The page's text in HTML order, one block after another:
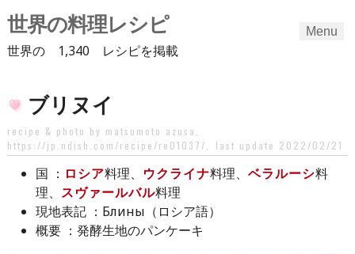
世界の料理レシピ
世界の 1,340 レシピを掲載
Menu
to ブリヌイ
recipe & photo by matsumoto azusa,
https://jp.ndish.com/recipe/re01037/
last update 2022/02/21
国 ： ロシア料理、 ウクライナ料理、 ベラルーシ料
理、 スヴァールバル料理
現地表記 ：Блины（ロシア語）
概要 ：発酵生地のパンケーキ